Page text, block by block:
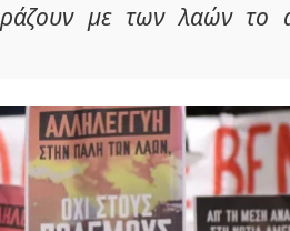
με των λαών το